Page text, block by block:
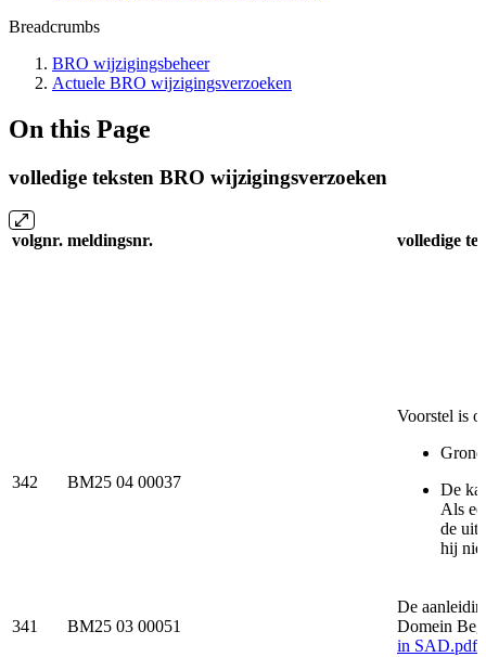
Breadcrumbs
BRO wijzigingsbeheer
Actuele BRO wijzigingsverzoeken
On this Page
volledige teksten BRO wijzigingsverzoeken
volgnr. meldingsnr. volledige
342 BM25 04 00037
Voorstel is
De
Als
de
hij
341 BM25 03 00051
De
Domein
in SAD.pdf